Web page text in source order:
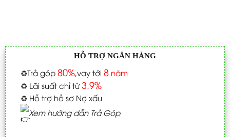
HỖ TRỢ NGÂN HÀNG
♻️Trả góp 80%,vay tới 8năm
♻️ Lãi suất chỉ từ3.9%
♻️ Hỗ trợ hồ sơ Nợ xấu
Xem hướng dẫn Trả Góp